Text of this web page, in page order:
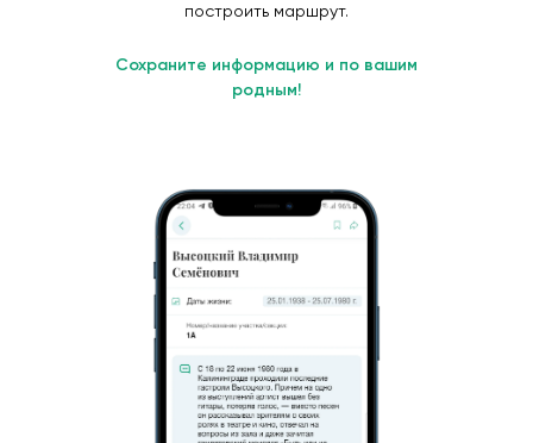
построить маршрут.
Сохраните информацию и по вашим
родным!